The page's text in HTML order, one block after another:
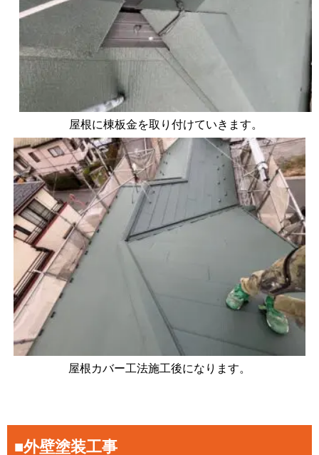
屋根に棟板金を取り付けていきます。
屋根カバー工法施工後になります。
■外壁塗装工事